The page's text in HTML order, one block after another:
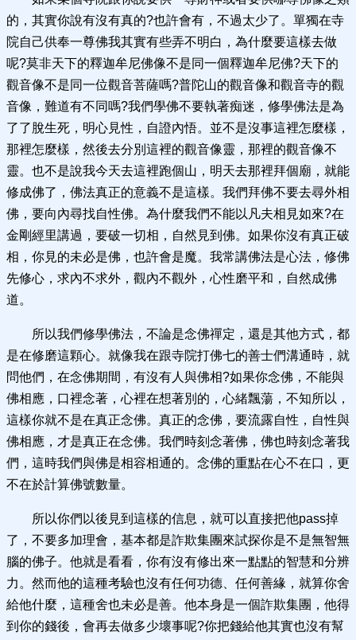
的，其實你說有沒有真的?也許會有，不過太少了。單獨在寺
院自己供奉一尊佛我其實有些弄不明白，為什麼要這樣去做
呢?莫非天下的釋迦牟尼佛像不是同一個釋迦牟尼佛?天下的
觀音像不是同一位觀音菩薩嗎?普陀山的觀音像和觀音寺的觀
音像，難道有不同嗎?我們學佛不要執著痴迷，修學佛法是為
了了脫生死，明心見性，自證內悟。並不是沒事這裡怎麼樣，
那裡怎麼樣，然後去分別這裡的觀音像靈，那裡的觀音像不
靈。也不是說我今天去這裡跑個山，明天去那裡拜個廟，就能
修成佛了，佛法真正的意義不是這樣。我們拜佛不要去尋外相
佛，要向內尋找自性佛。為什麼我們不能以凡夫相見如來?在
金剛經里講過，要破一切相，自然見到佛。如果你沒有真正破
相，你見的未必是佛，也許會是魔。我常講佛法是心法，修佛
先修心，求內不求外，觀內不觀外，心性磨平和，自然成佛
道。
所以我們修學佛法，不論是念佛禪定，還是其他方式，都
是在修磨這顆心。就像我在跟寺院打佛七的善士們溝通時，就
問他們，在念佛期間，有沒有人與佛相?如果你念佛，不能與
佛相應，口裡念著，心裡在想著別的，心緒飄蕩，不知所以，
這樣你就不是在真正念佛。真正的念佛，要流露自性，自性與
佛相應，才是真正在念佛。我們時刻念著佛，佛也時刻念著我
們，這時我們與佛是相容相通的。念佛的重點在心不在口，更
不在於計算佛號數量。
所以你們以後見到這樣的信息，就可以直接把他pass掉
了，不要多加理會，基本都是詐欺集團來試探你是不是無智無
腦的佛子。他就是看看，你有沒有修出來一點點的智慧和分辨
力。然而他的這種考驗也沒有任何功德、任何善緣，就算你舍
給他什麼，這種舍也未必是善。他本身是一個詐欺集團，他得
到你的錢後，會再去做多少壞事呢?你把錢給他其實也沒有幫